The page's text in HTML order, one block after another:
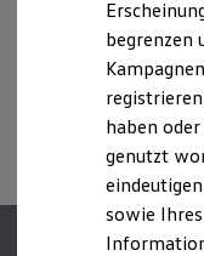
Kosten und
E-
Software
Die
Hybridautos
Rollwiderstand
Witterungs- und
individuellen
Stromverbrauch,
begrenzen
haben
genutzt
sowie